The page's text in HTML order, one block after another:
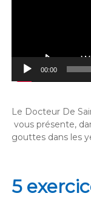
00:00
Le Docteur De
vous présente,
gouttes dans les
5